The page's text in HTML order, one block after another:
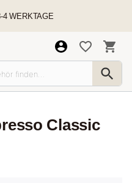
4 WERKTAGE
Classic